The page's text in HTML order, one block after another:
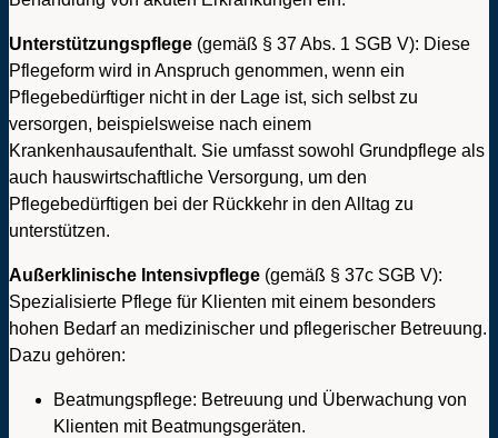
Unterstützungspflege (gemäß § 37 Abs. 1 SGB V): Diese
Pflegeform wird in Anspruch genommen, wenn ein
Pflegebedürftiger nicht in der Lage ist, sich selbst zu
versorgen, beispielsweise nach einem
Krankenhausaufenthalt. Sie umfasst sowohl Grundpflege als
auch hauswirtschaftliche Versorgung, um den
Pflegebedürftigen bei der Rückkehr in den Alltag zu
unterstützen.
Außerklinische Intensivpflege (gemäß § 37c SGB V):
Spezialisierte Pflege für Klienten mit einem besonders
hohen Bedarf an medizinischer und pflegerischer Betreuung.
Dazu gehören:
Beatmungspflege: Betreuung und Überwachung von
Klienten mit Beatmungsgeräten.